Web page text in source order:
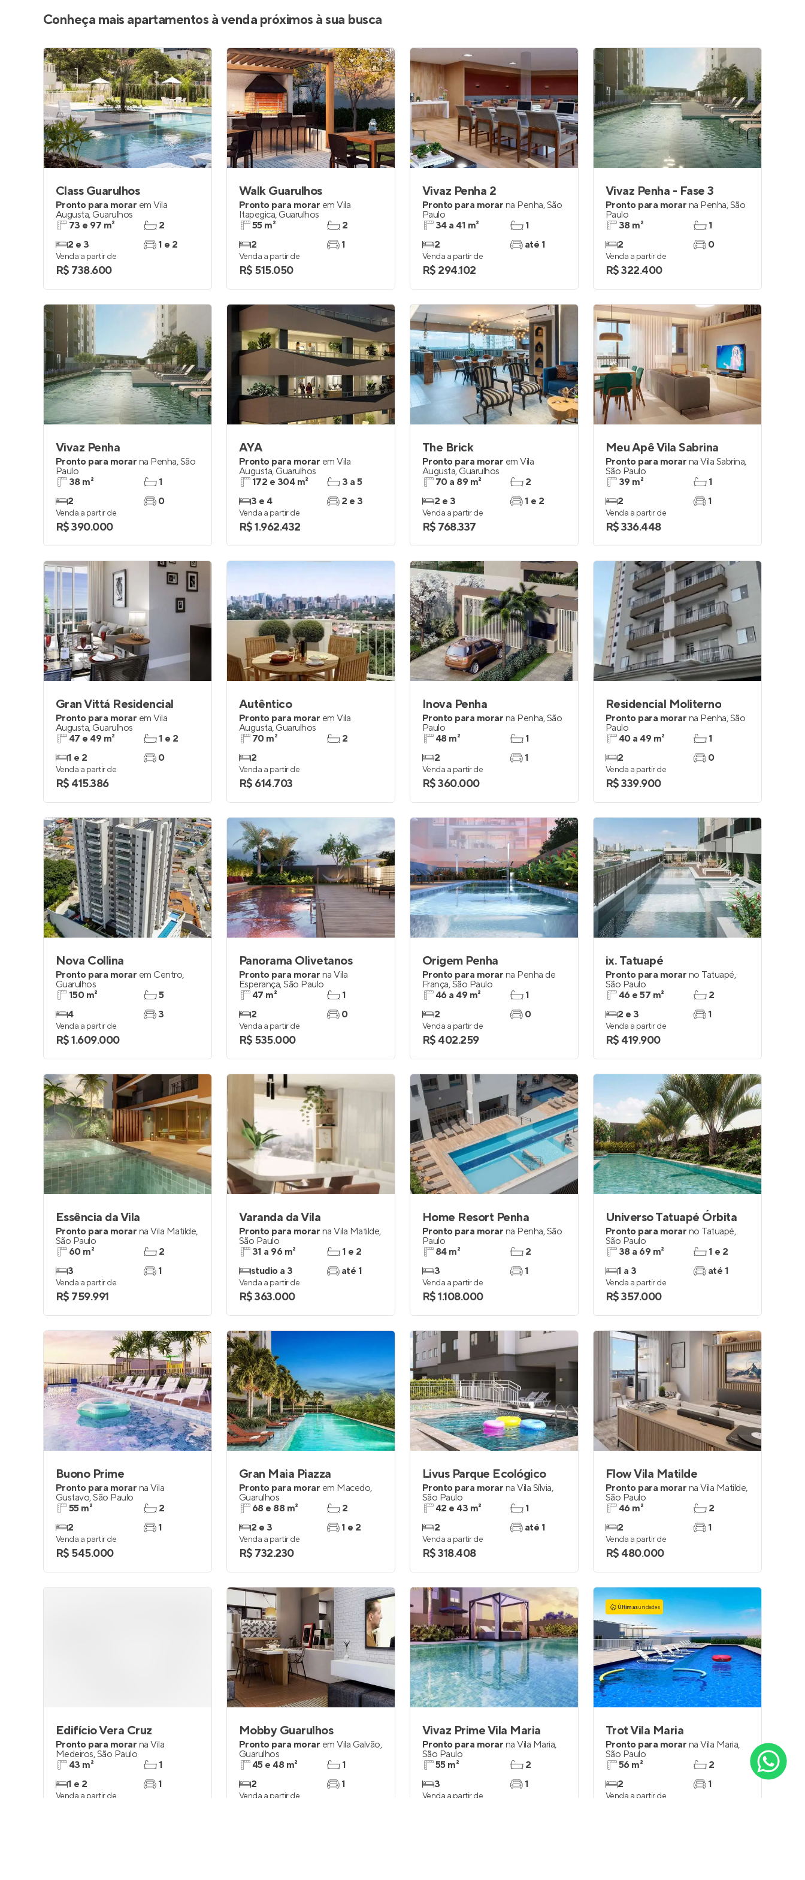
Conheça mais apartamentos à venda próximos à sua busca
Class Guarulhos
Pronto para morar em Vila
Augusta, Guarulhos
73 e 97 m²
2 e 3
2
1 e 2
Venda a partir de
R$ 738.600
Walk Guarulhos
Pronto para morar em Vila
Itapegica, Guarulhos
55 m²
2
2
1
Venda a partir de
R$ 515.050
Vivaz Penha 2
Pronto para morar na Penha,São
Paulo
34 a 41 m²
2
1
até 1
Venda a partir de
R$ 294.102
Vivaz Penha - Fase 3
Pronto para morar na Penha,São
Paulo
38 m²
2
1
0
Venda a partir de
R$ 322.400
Vivaz Penha
Pronto para morar na Penha,São
Paulo
38 m²
2
1
0
Venda a partir de
R$ 390.000
AYA
Pronto para morar em Vila
Augusta, Guarulhos
172 e 304 m²
3 e 4
3 a 5
2 e 3
Venda a partir de
R$ 1.962.432
The Brick
Pronto para morar em Vila
Augusta, Guarulhos
70 a 89 m²
2 e 3
2
1 e 2
Venda a partir de
R$ 768.337
Meu Apê Vila Sabrina
Pronto para morar na Vila Sabrina,
São Paulo
39 m²
2
1
1
Venda a partir de
R$ 336.448
Gran Vittá Residencial
Pronto para morar em Vila
Augusta, Guarulhos
47 e 49 m²
1 e 2
1 e 2
0
Venda a partir de
R$ 415.386
Autêntico
Pronto para morar em Vila
Augusta, Guarulhos
70 m²
2
2
Venda a partir de
R$ 614.703
Inova Penha
Pronto para morar na Penha,São
Paulo
48 m²
2
1
1
Venda a partir de
R$ 360.000
Residencial Moliterno
Pronto para morar na Penha,São
Paulo
40 a 49 m²
2
1
0
Venda a partir de
R$ 339.900
Nova Collina
Pronto para morar em Centro,
Guarulhos
150 m²
4
5
3
Venda a partir de
R$ 1.609.000
Panorama Olivetanos
Pronto para morar na Vila
Esperança,São Paulo
47 m²
2
1
0
Venda a partir de
R$ 535.000
Origem Penha
Pronto para morar na Penha de
França,São Paulo
46 a 49 m²
2
1
0
Venda a partir de
R$ 402.259
ix. Tatuapé
Pronto para morar no Tatuapé,
São Paulo
46 e 57 m²
2 e 3
2
1
Venda a partir de
R$ 419.900
Essência da Vila
Pronto para morar na Vila Matilde,
São Paulo
60 m²
3
2
1
Venda a partir de
R$ 759.991
Varanda da Vila
Pronto para morar na Vila Matilde,
São Paulo
31 a 96 m²
studio a 3
1 e 2
até 1
Venda a partir de
R$ 363.000
Home Resort Penha
Pronto para morar na Penha,São
Paulo
84 m²
3
2
1
Venda a partir de
R$ 1.108.000
Universo Tatuapé Órbita
Pronto para morar no Tatuapé,
São Paulo
38 a 69 m²
1 a 3
1 e 2
até 1
Venda a partir de
R$ 357.000
Buono Prime
Pronto para morar na Vila
Gustavo,São Paulo
55 m²
2
2
1
Venda a partir de
R$ 545.000
Gran Maia Piazza
Pronto para morar em Macedo,
Guarulhos
68 e 88 m²
2 e 3
2
1 e 2
Venda a partir de
R$ 732.230
Livus Parque Ecológico
Pronto para morar na Vila Sílvia,
São Paulo
42 e 43 m²
2
1
até 1
Venda a partir de
R$ 318.408
Flow Vila Matilde
Pronto para morar na Vila Matilde,
São Paulo
46 m²
2
2
1
Venda a partir de
R$ 480.000
Edifício Vera Cruz
Pronto para morar na Vila
Medeiros,São Paulo
43 m²
1 e 2
1
1
Venda a partir de
Mobby Guarulhos
Pronto para morar em Vila Galvão,
Guarulhos
45 e 48 m²
2
1
1
Venda a partir de
Vivaz Prime Vila Maria
Pronto para morar na Vila Maria,
São Paulo
55 m²
3
2
1
Venda a partir de
Últimasunidades
Trot Vila Maria
Pronto para morar na Vila Maria,
São Paulo
56 m²
2
2
1
Venda a partir de
Olá, precisa de ajuda para
encontrar um imóvel em
Ponte Grande, Guarulhos -